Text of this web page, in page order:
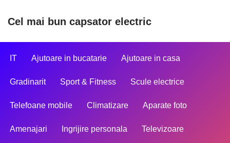
Cel mai bun capsator electric
IT Ajutoare in bucatarie Ajutoare in casa
Gradinarit Sport & Fitness Scule electrice
Telefoane mobile Climatizare Aparate foto
Amenajari Ingrijire personala Televizoare